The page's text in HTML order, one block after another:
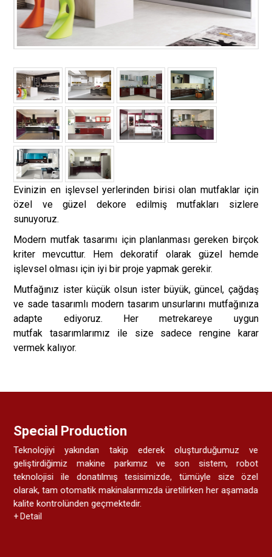
Evinizin en işlevsel yerlerinden birisi olan mutfaklar için
özel ve güzel dekore edilmiş mutfakları sizlere
sunuyoruz.
Modern mutfak tasarımı için planlanması gereken birçok
kriter mevcuttur. Hem dekoratif olarak güzel hemde
işlevsel olması için iyi bir proje yapmak gerekir.
Mutfağınız ister küçük olsun ister büyük, güncel, çağdaş
ve sade tasarımlı modern tasarım unsurlarını mutfağınıza
adapte ediyoruz. Her metrekareye uygun
mutfak tasarımlarımız ile size sadece rengine karar
vermek kalıyor.
Special Production
Teknolojiyi yakından takip ederek oluşturduğumuz ve
geliştirdiğimiz makine parkımız ve son sistem, robot
teknolojisi ile donatılmış tesisimizde, tümüyle size özel
olarak, tam otomatik makinalarımızda üretilirken her aşamada
kalite kontrolünden geçmektedir.
+ Detail